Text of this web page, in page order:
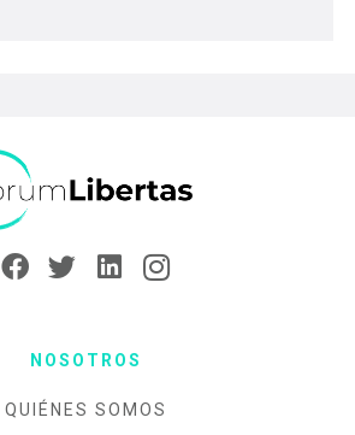
NOSOTROS
QUIÉNES SOMOS